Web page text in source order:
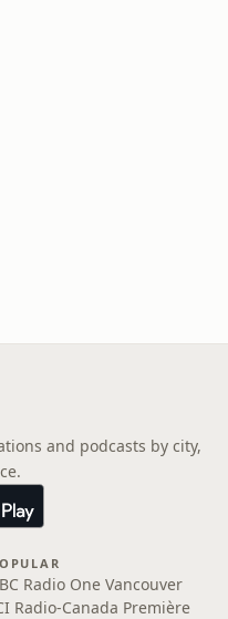
and podcasts by city,
Radio One Vancouver
Radio-Canada Première